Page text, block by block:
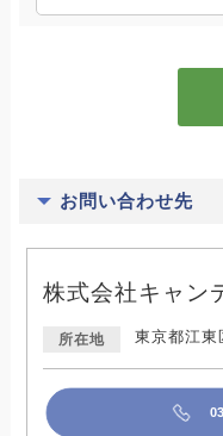
お問い合わせ先
株式会社キャン
所在地 東京都江東